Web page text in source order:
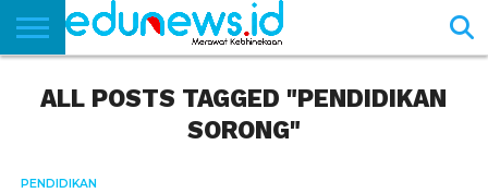
NEWS
EDUNEWS
LITERASI
PUSTAKA
SOSOK
TEKNO
KHASANAH
SASTRA
ALL POSTS TAGGED "PENDIDIKAN
SORONG"
PENDIDIKAN